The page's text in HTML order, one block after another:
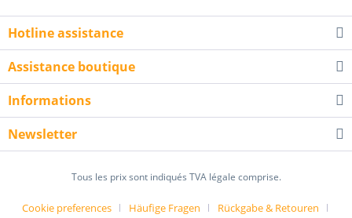
Hotline assistance
Assistance boutique
Informations
Newsletter
Tous les prix sont indiqués TVA légale comprise.
Cookie preferences Häufige Fragen
Rückgabe & Retouren